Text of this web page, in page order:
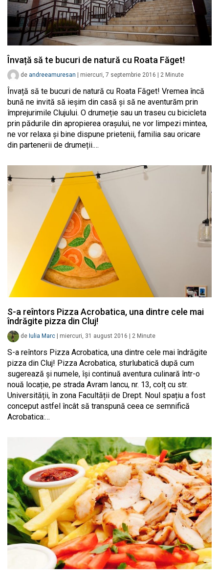
Învață să te bucuri de natură cu Roata Făget!
de andreeamuresan miercuri, 7 septembrie 2016 2 Minute
Învață să te bucuri de natură cu Roata Făget! Vremea încă
bună ne invită să ieșim din casă și să ne aventurăm prin
împrejurimile Clujului. O drumeție sau un traseu cu bicicleta
prin pădurile din apropierea orașului, ne vor limpezi mintea,
ne vor relaxa și bine dispune prietenii, familia sau oricare
din partenerii de drumeții.…
S-a reîntors Pizza Acrobatica, una dintre cele mai
îndrăgite pizza din Cluj!
de Iulia Marc miercuri, 31 august 2016 2 Minute
S-a reîntors Pizza Acrobatica, una dintre cele mai îndrăgite
pizza din Cluj! Pizza Acrobatica, sturlubatică după cum
sugerează și numele, își continuă aventura culinară într-o
nouă locație, pe strada Avram Iancu, nr. 13, colț cu str.
Universității, în zona Facultății de Drept. Noul spațiu a fost
conceput astfel încât să transpună ceea ce semnifică
Acrobatica:…